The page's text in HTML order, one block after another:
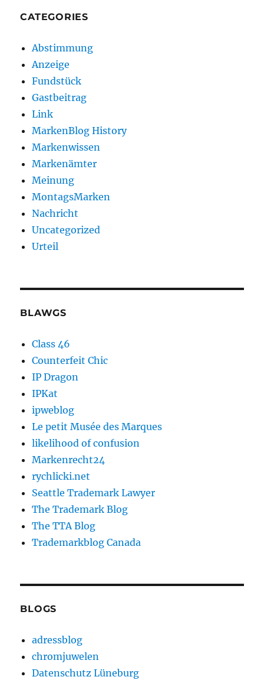
CATEGORIES
Abstimmung
Anzeige
Fundstück
Gastbeitrag
Link
MarkenBlog History
Markenwissen
Markenämter
Meinung
MontagsMarken
Nachricht
Uncategorized
Urteil
BLAWGS
Class 46
Counterfeit Chic
IP Dragon
IPKat
ipweblog
Le petit Musée des Marques
likelihood of confusion
Markenrecht24
rychlicki.net
Seattle Trademark Lawyer
The Trademark Blog
The TTA Blog
Trademarkblog Canada
BLOGS
adressblog
chromjuwelen
Datenschutz Lüneburg